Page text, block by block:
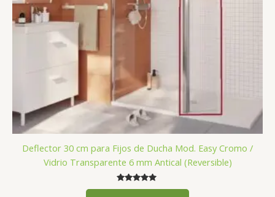
Deflector 30 cm para Fijos de Ducha Mod. Easy Cromo /
Vidrio Transparente 6 mm Antical (Reversible)
Valorado